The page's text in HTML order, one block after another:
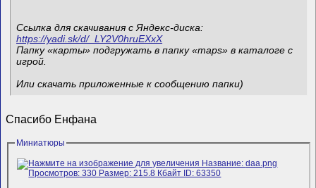
Ссылка для скачивания с Яндекс-диска:
https://yadi.sk/d/_LY2V0hruEXxX
Папку «карты» подгружать в папку «maps» в каталоге с
игрой.
Или скачать приложенные к сообщению папки)
Спасибо Енфана
Миниатюры